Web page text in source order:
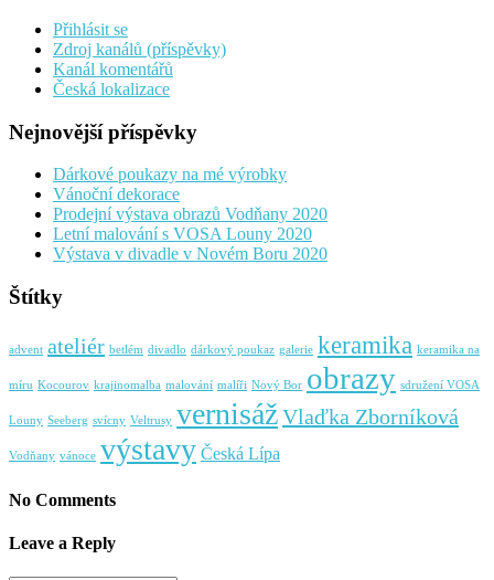
Přihlásit se
Zdroj kanálů (příspěvky)
Kanál komentářů
Česká lokalizace
Nejnovější příspěvky
Dárkové poukazy na mé výrobky
Vánoční dekorace
Prodejní výstava obrazů Vodňany 2020
Letní malování s VOSA Louny 2020
Výstava v divadle v Novém Boru 2020
Štítky
advent ateliér betlém divadlo dárkový poukaz galerie keramika keramika na
míru Kocourov krajinomalba malování malíři Nový Bor obrazy sdružení VOSA
Louny Seeberg svícny Veltrusy vernisážVlaďka Zborníková
Vodňany vánoce výstavy Česká Lípa
No Comments
Leave a Reply